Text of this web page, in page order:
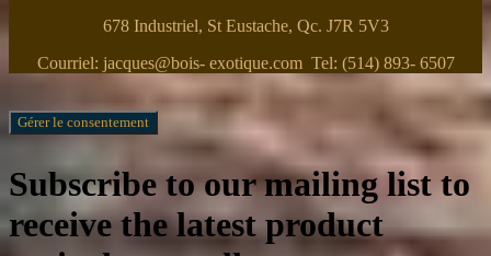
678 Industriel, St Eustache, Qc. J7R 5V3
Courriel: jacques@bois- exotique.com Tel: (514) 893- 6507
Gérer le consentement
Subscribe to our mailing list to
receive the latest product